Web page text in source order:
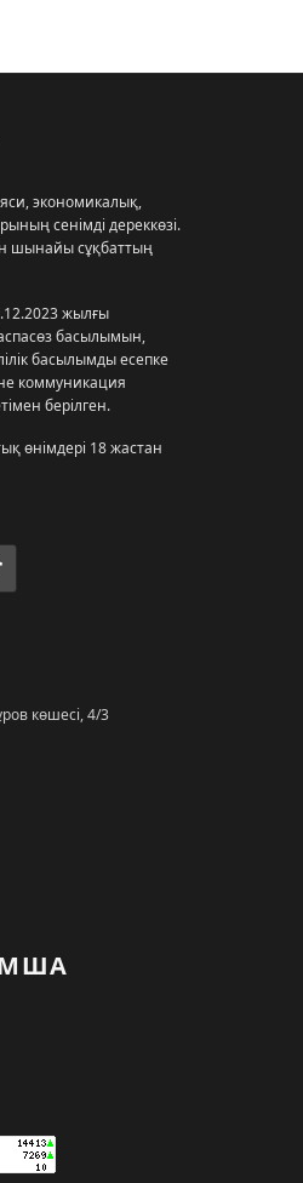
экономикалық,
сенімді дереккөзі.
шынайы сұқбаттың
жылғы
басылымын,
басылымды есепке
коммуникация
берілген.
өнімдері 18 жастан
көшесі, 4/3